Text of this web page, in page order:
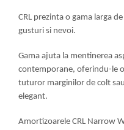
CRL prezinta o gama larga
gusturi si nevoi.
Gama ajuta la mentinerea
contemporane, oferindu-le
tuturor marginilor de colt
elegant.
Amortizoarele CRL Narrow